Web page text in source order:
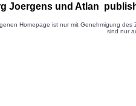
Joergens und Atlan
Homepage ist nur mit Genehmigung
sind nur